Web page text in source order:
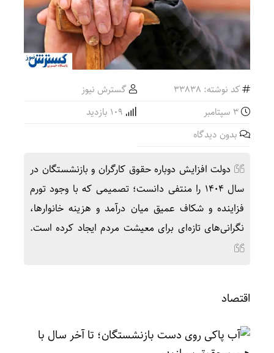
کد نوشته: 33838
گسترش نیوز
بدون دیدگاه
دولت افزایش دوباره حقوق کارگران و بازنشستگان در
سال ۱۴۰۴ را منتفی دانست؛ تصمیمی که با وجود تورم
فزاینده و شکاف عمیق میان درآمد و هزینه خانوارها،
نگرانی‌های تازه‌ای برای معیشت مردم ایجاد کرده است.
اقتصاد